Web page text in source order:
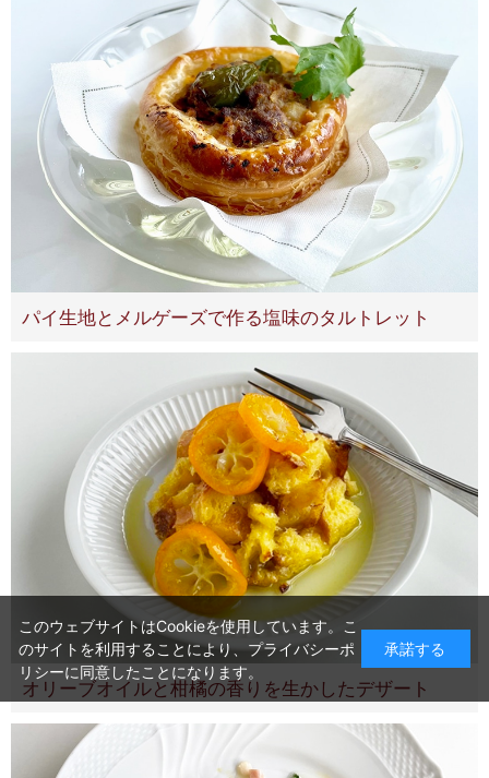
パイ生地とメルゲーズで作る塩味のタルトレット
オリーブオイルと柑橘の香りを生かしたデザート
このウェブサイトはCookieを使用しています。こ
のサイトを利用することにより、プライバシーポ
リシーに同意したことになります。
承諾する